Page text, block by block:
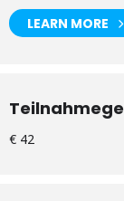
LEARN MORE
€ 42